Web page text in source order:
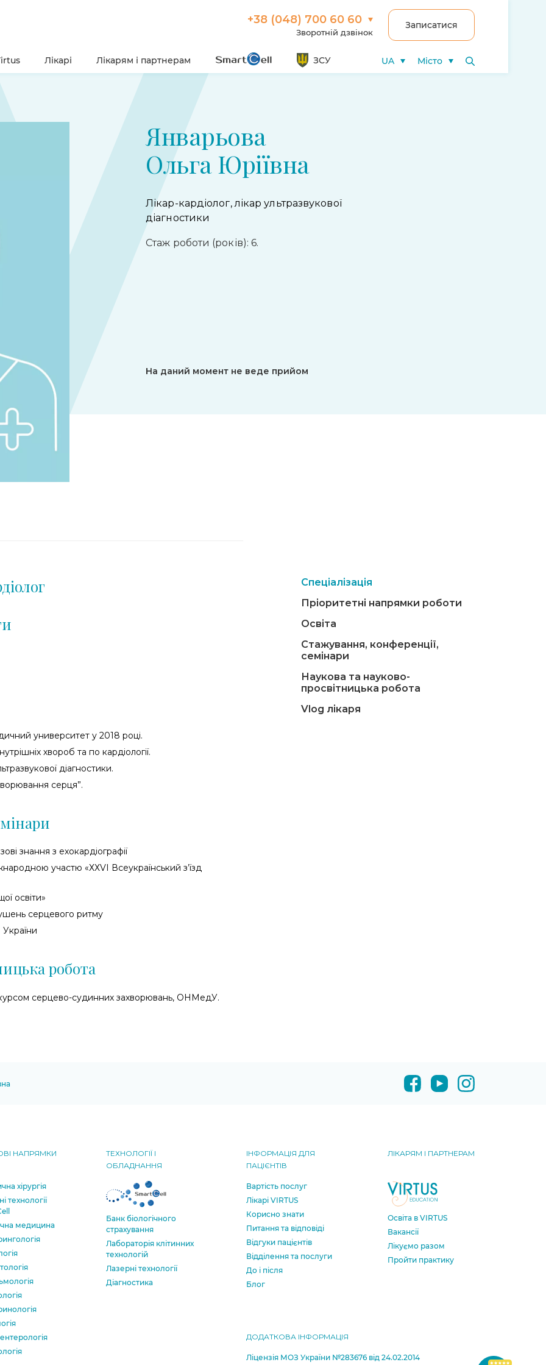
+38 (048) 700 60 60
Зворотній дзвінок
Записатися
Лікарі Лікарям і партнерам ЗСУ UA Місто
Январьова
Ольга Юріївна
Лікар-кардіолог, лікар ультразвукової
діагностики
Стаж роботи (років): 6.
На даний момент не веде прийом
университет у 2018 році.
хвороб та по кардіології.
діагностики.
серця”.
знання з ехокардіографії
участю «ХХVІ Всеукраїнський з’їзд
освіти»
серцевого ритму
України
робота
серцево-судинних захворювань, ОНМедУ.
Спеціалізація
Пріоритетні напрямки роботи
Освіта
Стажування, конференції,
семінари
Наукова та науково-
просвітницька робота
Vlog лікаря
НАПРЯМКИ
хірургія
технології
медицина
ТЕХНОЛОГІЇ І
ОБЛАДНАННЯ
Банк бiологiчного
страхування
Лабораторія клітинних
технологій
Лазерні технології
Діагностика
ІНФОРМАЦІЯ ДЛЯ
ПАЦІЄНТІВ
Вартість послуг
Лікарі VIRTUS
Корисно знати
Питання та відповіді
Відгуки пацієнтів
Відділення та послуги
До і після
Блог
ЛІКАРЯМ І ПАРТНЕРАМ
Освіта в VIRTUS
Вакансії
Лікуємо разом
Пройти практику
ДОДАТКОВА ІНФОРМАЦІЯ
Ліцензія МОЗ України №283676 від 24.02.2014